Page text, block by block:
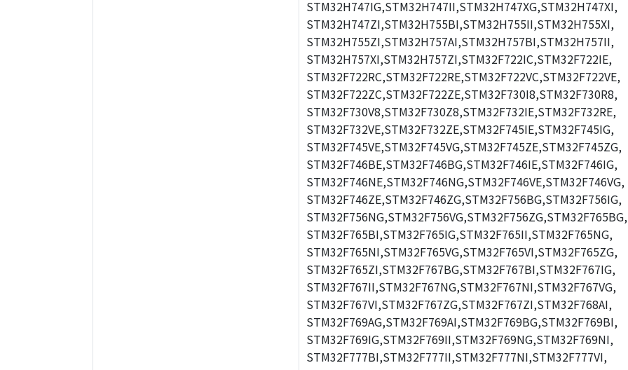
STM32H747IG,STM32H747II,STM32H747XG,STM32H747XI,
STM32H747ZI,STM32H755BI,STM32H755II,STM32H755XI,
STM32H755ZI,STM32H757AI,STM32H757BI,STM32H757II,
STM32H757XI,STM32H757ZI,STM32F722IC,STM32F722IE,
STM32F722RC,STM32F722RE,STM32F722VC,STM32F722VE,
STM32F722ZC,STM32F722ZE,STM32F730I8,STM32F730R8,
STM32F730V8,STM32F730Z8,STM32F732IE,STM32F732RE,
STM32F732VE,STM32F732ZE,STM32F745IE,STM32F745IG,
STM32F745VE,STM32F745VG,STM32F745ZE,STM32F745ZG,
STM32F746BE,STM32F746BG,STM32F746IE,STM32F746IG,
STM32F746NE,STM32F746NG,STM32F746VE,STM32F746VG,
STM32F746ZE,STM32F746ZG,STM32F756BG,STM32F756IG,
STM32F756NG,STM32F756VG,STM32F756ZG,STM32F765BG,
STM32F765BI,STM32F765IG,STM32F765II,STM32F765NG,
STM32F765NI,STM32F765VG,STM32F765VI,STM32F765ZG,
STM32F765ZI,STM32F767BG,STM32F767BI,STM32F767IG,
STM32F767II,STM32F767NG,STM32F767NI,STM32F767VG,
STM32F767VI,STM32F767ZG,STM32F767ZI,STM32F768AI,
STM32F769AG,STM32F769AI,STM32F769BG,STM32F769BI,
STM32F769IG,STM32F769II,STM32F769NG,STM32F769NI,
STM32F777BI,STM32F777II,STM32F777NI,STM32F777VI,